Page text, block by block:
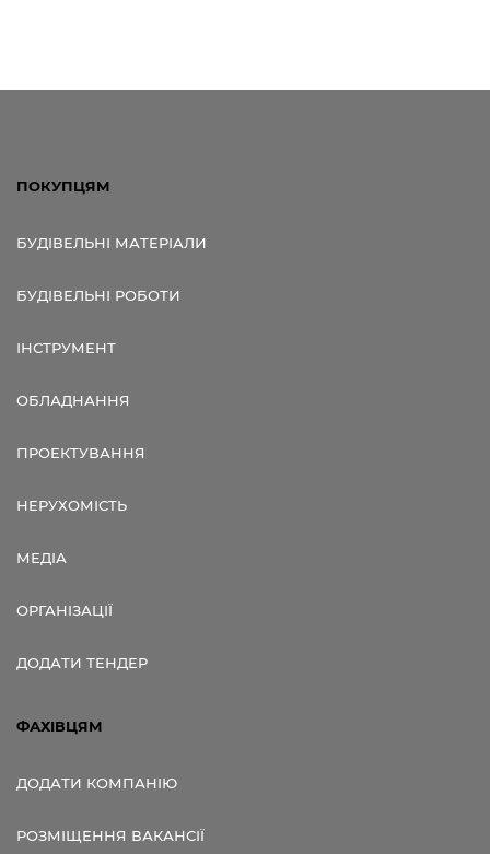
ПОКУПЦЯМ
БУДІВЕЛЬНІ МАТЕРІАЛИ
БУДІВЕЛЬНІ РОБОТИ
ІНСТРУМЕНТ
ОБЛАДНАННЯ
ПРОЕКТУВАННЯ
НЕРУХОМІСТЬ
МЕДІА
ОРГАНІЗАЦІЇ
ДОДАТИ ТЕНДЕР
ФАХІВЦЯМ
ДОДАТИ КОМПАНІЮ
РОЗМІЩЕННЯ ВАКАНСІЇ